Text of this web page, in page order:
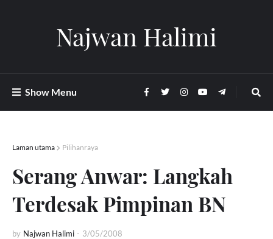
Najwan Halimi
Show Menu
Laman utama Pilihanraya
Serang Anwar: Langkah
Terdesak Pimpinan BN
by Najwan Halimi - 3/05/2008